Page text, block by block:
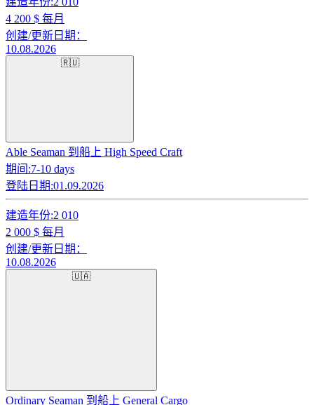
4 200 $ 每月
创建/更新日期：
10.08.2026
🇷🇺
Able Seaman 到船上 High Speed Craft
期间:7-10 days
登陆日期:01.09.2026
建造年份:2 010
2 000 $ 每月
创建/更新日期：
10.08.2026
🇺🇦
Ordinary Seaman 到船上 General Cargo